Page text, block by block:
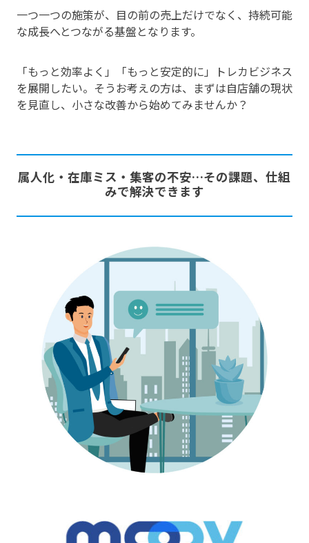
一つ一つの施策が、目の前の売上だけでなく、持続可能
な成長へとつながる基盤となります。
「もっと効率よく」「もっと安定的に」トレカビジネス
を展開したい。そうお考えの方は、まずは自店舗の現状
を見直し、小さな改善から始めてみませんか？
属人化・在庫ミス・集客の不安…その課題、仕組
みで解決できます